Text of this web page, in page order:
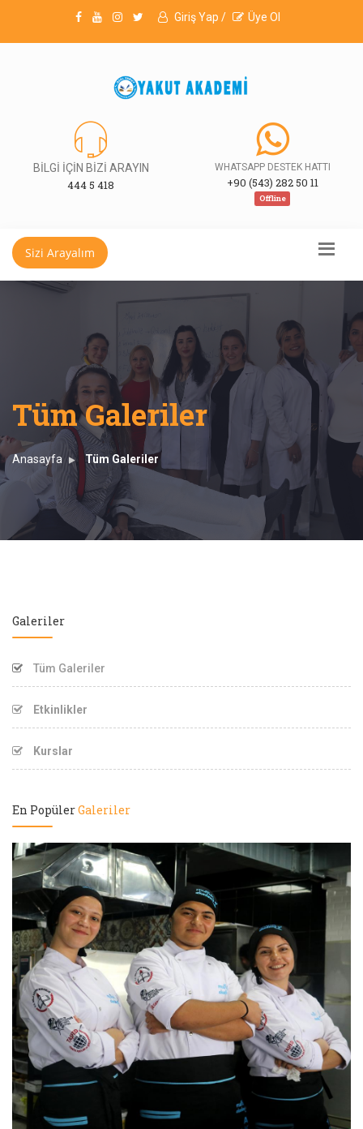
Giriş Yap / Üye Ol
BİLGİ İÇİN BİZİ ARAYIN
444 5 418
WHATSAPP DESTEK HATTI
+90 (543) 282 50 11
Offline
Sizi Arayalım
Tüm Galeriler
Anasayfa Tüm Galeriler
Galeriler
Tüm Galeriler
Etkinlikler
Kurslar
En PopülerGaleriler